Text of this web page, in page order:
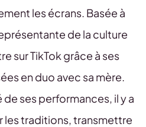
les écrans. Basée à
de la culture
sur TikTok grâce à ses
en duo avec sa mère.
ses performances, il y a
les traditions, transmettre